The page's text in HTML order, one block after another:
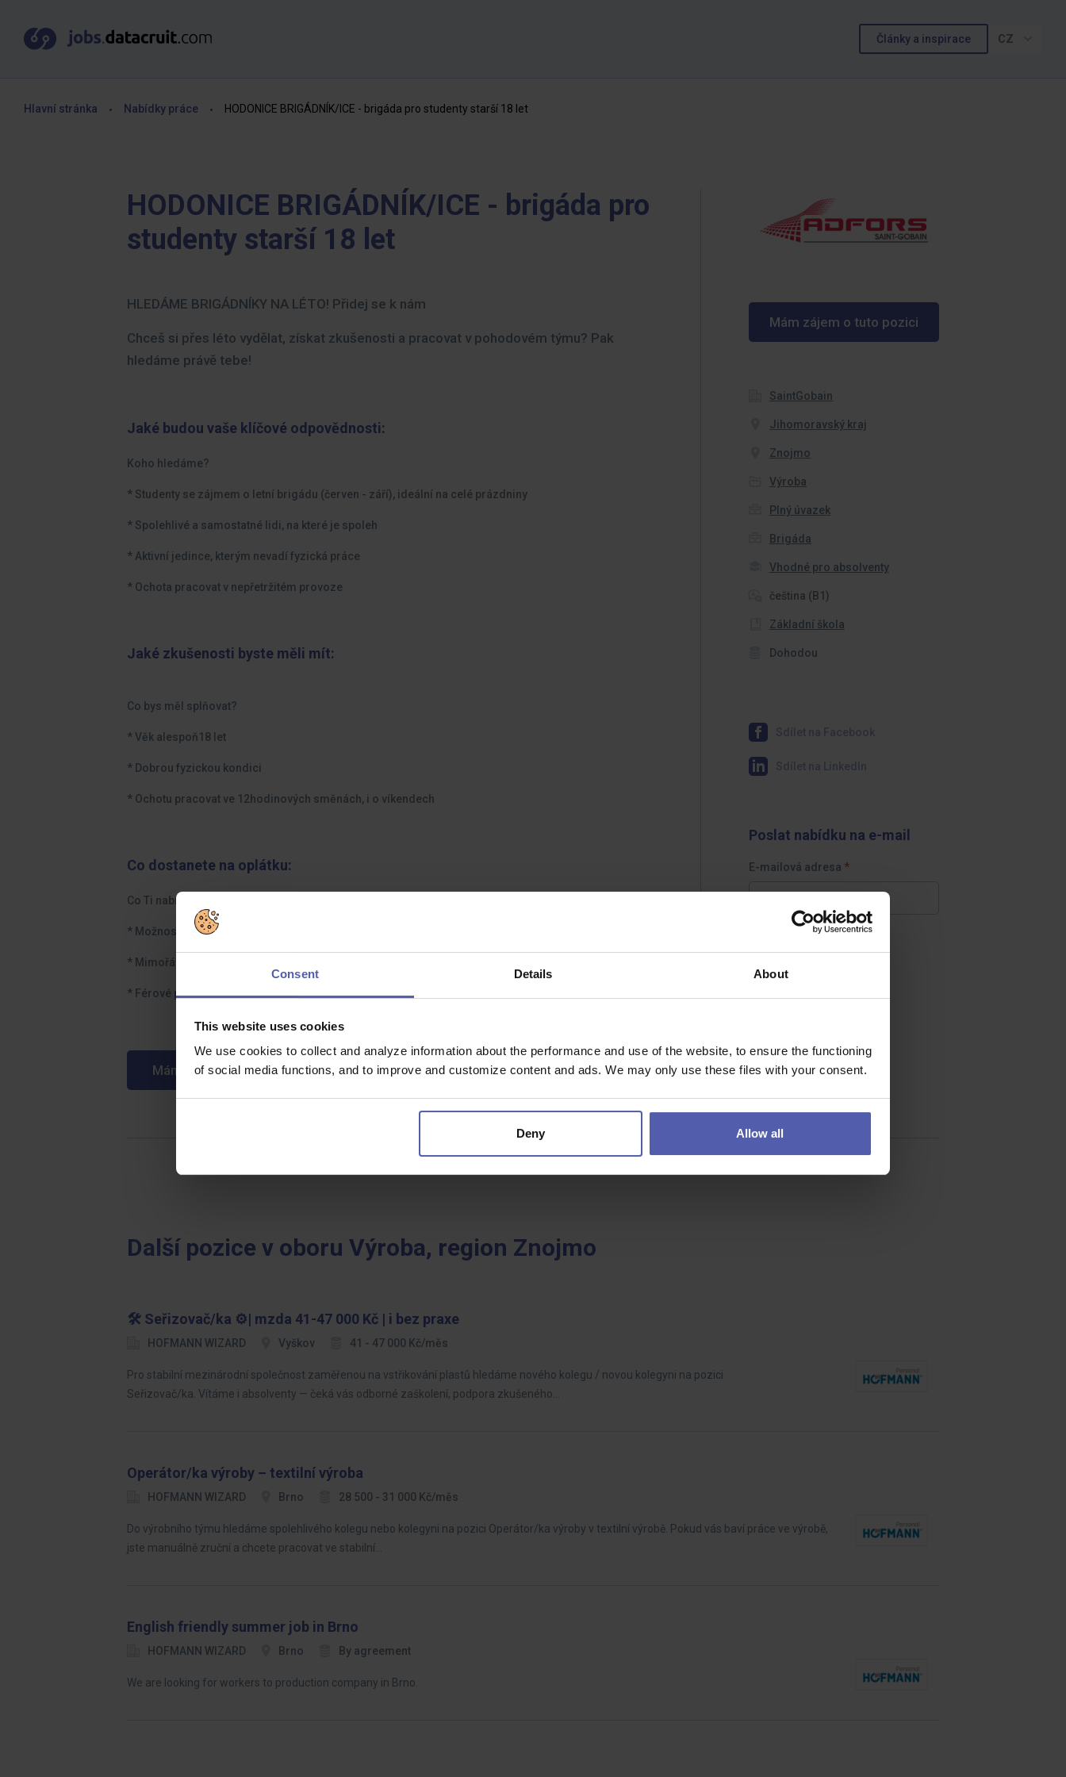
Consent Details About
This website uses cookies
We use cookies to collect and analyze information about the performance and use of the website, to ensure the functioning
of social media functions, and to improve and customize content and ads. We may only use these files with your consent.
Deny Allow all
Články a inspirace CZ
Hlavní stránka Nabídky práce HODONICE BRIGÁDNÍK/ICE - brigáda pro studenty starší 18 let
HODONICE BRIGÁDNÍK/ICE - brigáda pro
studenty starší 18 let
Mám zájem o tuto pozici
SaintGobain
Jihomoravský kraj
Znojmo
Výroba
Plný úvazek
Brigáda
Vhodné pro absolventy
čeština (B1)
Základní škola
Dohodou
HLEDÁME BRIGÁDNÍKY NA LÉTO! Přidej se k nám
Chceš si přes léto vydělat, získat zkušenosti a pracovat v pohodovém týmu? Pak
hledáme právě tebe!
Jaké budou vaše klíčové odpovědnosti:
Koho hledáme?
* Studenty se zájmem o letní brigádu (červen - září), ideální na celé prázdniny
* Spolehlivé a samostatné lidi, na které je spoleh
* Aktivní jedince, kterým nevadí fyzická práce
* Ochota pracovat v nepřetržitém provoze
Jaké zkušenosti byste měli mít:
Co bys měl splňovat?
* Věk alespoň18 let
* Dobrou fyzickou kondici
* Ochotu pracovat ve 12hodinových směnách, i o víkendech
Co dostanete na oplátku:
Co Ti nabízíme?
* Možnost zajištěného stravování
* Mimořádnou odměnu
* Férové podmínky a přátelské prostředí
Mám zájem o tuto pozici
Poslat nabídku na e-mail
E-mailová adresa
+ Přidat osobní vzkaz
Odeslat
Další pozice v oboru Výroba, region Znojmo
🛠️ Seřizovač/ka ⚙️| mzda 41-47 000 Kč | i bez praxe
HOFMANN WIZARD Vyškov 41 - 47 000 Kč/měs
Pro stabilní mezinárodní společnost zaměřenou na vstřikování plastů hledáme nového kolegu / novou kolegyni na pozici
Seřizovač/ka. Vítáme i absolventy — čeká vás odborné zaškolení, podpora zkušeného…
Operátor/ka výroby – textilní výroba
HOFMANN WIZARD Brno 28 500 - 31 000 Kč/měs
Do výrobního týmu hledáme spolehlivého kolegu nebo kolegyni na pozici Operátor/ka výroby v textilní výrobě. Pokud vás baví práce ve výrobě,
jste manuálně zruční a chcete pracovat ve stabilní…
English friendly summer job in Brno
HOFMANN WIZARD Brno By agreement
We are looking for workers to production company in Brno.